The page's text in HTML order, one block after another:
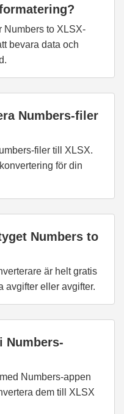
Numbers to XLSX-
bevara data och
Numbers-filer
filer till XLSX.
för din
Numbers to
är helt gratis
avgifter eller avgifter.
Numbers-
Numbers-appen
dem till XLSX